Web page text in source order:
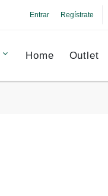
Entrar Regístrate
Home Outlet